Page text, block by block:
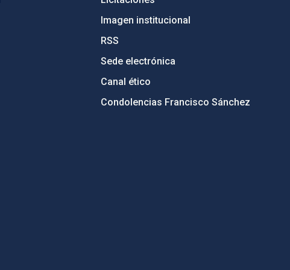
Imagen institucional
RSS
Sede electrónica
Canal ético
Condolencias Francisco Sánchez